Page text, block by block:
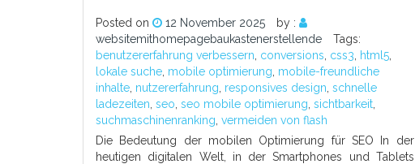
Posted on 12 November 2025
by :
websitemithomepagebaukastenerstellende
Tags:
benutzererfahrung verbessern conversions css3 html5
lokale suche mobile optimierung mobile-freundliche
inhalte nutzererfahrung responsives design schnelle
ladezeiten seo seo mobile optimierung sichtbarkeit
suchmaschinenranking vermeiden von flash
Die Bedeutung der mobilen Optimierung für SEO In der
heutigen digitalen Welt, in der Smartphones und Tablets